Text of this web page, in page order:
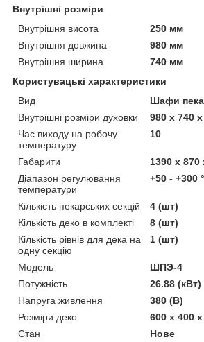
Внутрішні розміри
Внутрішня висота
250 мм
Внутрішня довжина
980 мм
Внутрішня ширина
740 мм
Користувацькi характеристики
Вид
Шафи
Внутрішні розміри духовки
980 х 740
Час виходу на робочу
температуру
10
Габарити
1390 x
Діапазон регулювання
температури
+50 - +300
Кількість пекарських секцій
4 (шт)
Кількість деко в комплекті
8 (шт)
Кількість рівнів для дека на
одну секцію
1 (шт)
Модель
ШПЭ-4
Потужність
26.88 (кВт)
Напруга живлення
380 (В)
Розміри деко
600 х 400
Стан
Нове